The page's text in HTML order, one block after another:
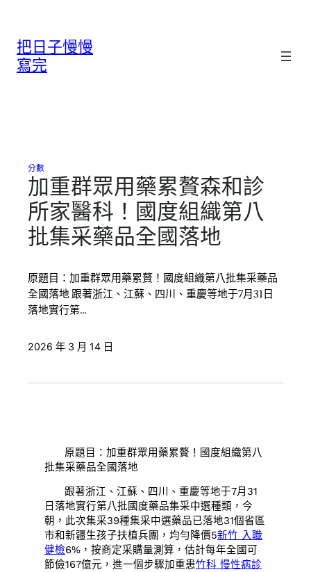
把日子慢慢
寫完
分數
加重群眾用藥累贅森和診
所家醫科！國度組織第八
批集采藥品全國落地
原題目：加重群眾用藥累贅！國度組織第八批集采藥品
全國落地 跟著浙江、江蘇、四川、重慶等地于7月31日
落地實行第…
2026 年 3 月 14 日
原題目：加重群眾用藥累贅！國度組織第八
批集采藥品全國落地
跟著浙江、江蘇、四川、重慶等地于7月31
日落地實行第八批國度藥品集采中選種類，今
朝，此次集采39種集采中選藥品已落地31個省區
市和新疆生孩子扶植兵團，均勻降價5新竹 入職
健檢6%，按商定采購量測算，估計每年全國可
節儉167億元，進一個步驟加重患竹科 慢性病診